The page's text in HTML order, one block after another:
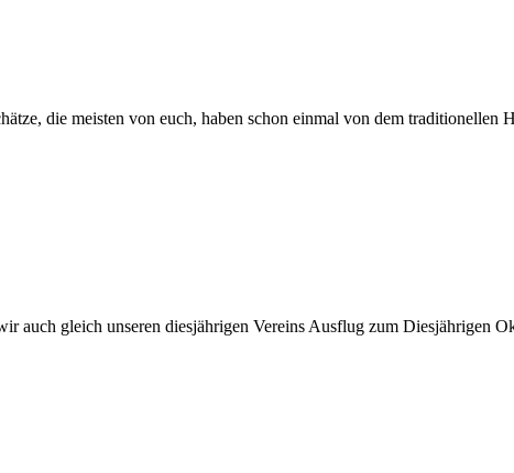
die meisten von euch, haben schon einmal von dem traditionellen
auch gleich unseren diesjährigen Vereins Ausflug zum Diesjährigen